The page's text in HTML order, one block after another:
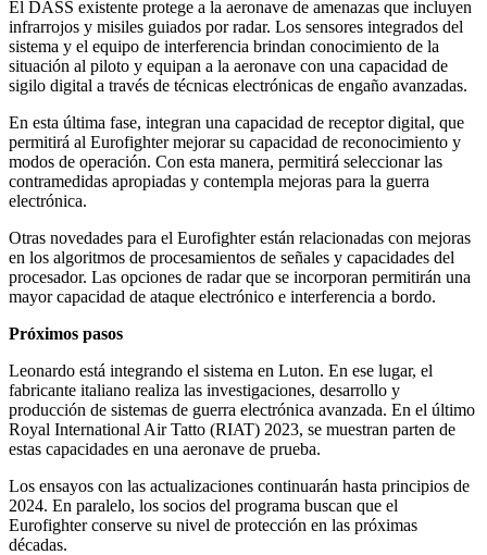
El DASS existente protege a la aeronave de amenazas que incluyen
infrarrojos y misiles guiados por radar. Los sensores integrados del
sistema y el equipo de interferencia brindan conocimiento de la
situación al piloto y equipan a la aeronave con una capacidad de
sigilo digital a través de técnicas electrónicas de engaño avanzadas.
En esta última fase, integran una capacidad de receptor digital, que
permitirá al Eurofighter mejorar su capacidad de reconocimiento y
modos de operación. Con esta manera, permitirá seleccionar las
contramedidas apropiadas y contempla mejoras para la guerra
electrónica.
Otras novedades para el Eurofighter están relacionadas con mejoras
en los algoritmos de procesamientos de señales y capacidades del
procesador. Las opciones de radar que se incorporan permitirán una
mayor capacidad de ataque electrónico e interferencia a bordo.
Próximos pasos
Leonardo está integrando el sistema en Luton. En ese lugar, el
fabricante italiano realiza las investigaciones, desarrollo y
producción de sistemas de guerra electrónica avanzada. En el último
Royal International Air Tatto (RIAT) 2023, se muestran parten de
estas capacidades en una aeronave de prueba.
Los ensayos con las actualizaciones continuarán hasta principios de
2024. En paralelo, los socios del programa buscan que el
Eurofighter conserve su nivel de protección en las próximas
décadas.